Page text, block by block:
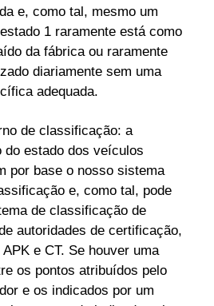
e, como tal, mesmo um
1 raramente está como
da fábrica ou raramente
diariamente sem uma
adequada.
de classificação: a
do estado dos veículos
por base o nosso sistema
e, como tal, pode
de classificação de
autoridades de certificação,
e CT. Se houver uma
os pontos atribuídos pelo
e os indicados por um